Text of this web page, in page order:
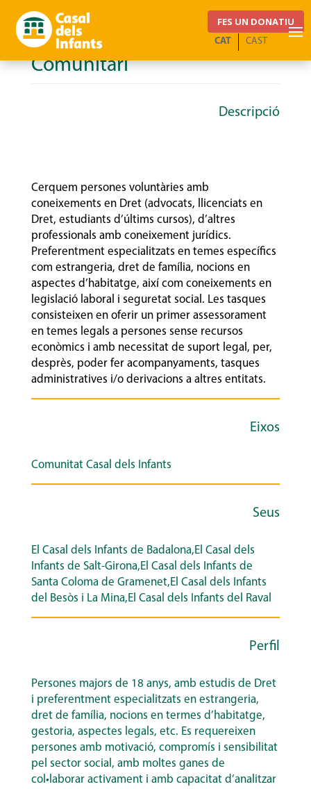
FES UN DONATIU
CAST
CAT
Servei Sociojurídic
Comunitari
Descripció
Cerquem persones voluntàries amb
coneixements en Dret (advocats, llicenciats en
Dret, estudiants d’últims cursos), d’altres
professionals amb coneixement jurídics.
Preferentment especialitzats en temes específics
com estrangeria, dret de família, nocions en
aspectes d’habitatge, així com coneixements en
legislació laboral i seguretat social. Les tasques
consisteixen en oferir un primer assessorament
en temes legals a persones sense recursos
econòmics i amb necessitat de suport legal, per,
desprès, poder fer acompanyaments, tasques
administratives i/o derivacions a altres entitats.
Eixos
Comunitat Casal dels Infants
Seus
El Casal dels Infants de Badalona,El Casal dels
Infants de Salt-Girona,El Casal dels Infants de
Santa Coloma de Gramenet,El Casal dels Infants
del Besòs i La Mina,El Casal dels Infants del Raval
Perfil
Persones majors de 18 anys, amb estudis de Dret
i preferentment especialitzats en estrangeria,
dret de família, nocions en termes d’habitatge,
gestoria, aspectes legals, etc. Es requereixen
persones amb motivació, compromís i sensibilitat
pel sector social, amb moltes ganes de
col•laborar activament i amb capacitat d’analitzar